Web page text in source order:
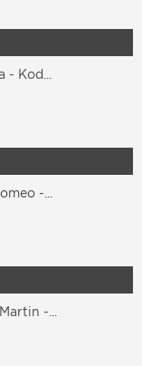
- Kod...
-...
-...